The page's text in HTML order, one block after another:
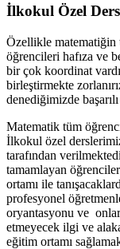
İlkokul Özel
Özellikle matematiğin
öğrencileri hafıza ve
bir çok koordinat
birleştirmekte
denediğimizde
Matematik tüm
İlkokul özel
tarafından
tamamlayan
ortamı ile
profesyonel
oryantasyonu ve
etmeyecek ilgi ve
eğitim ortamı